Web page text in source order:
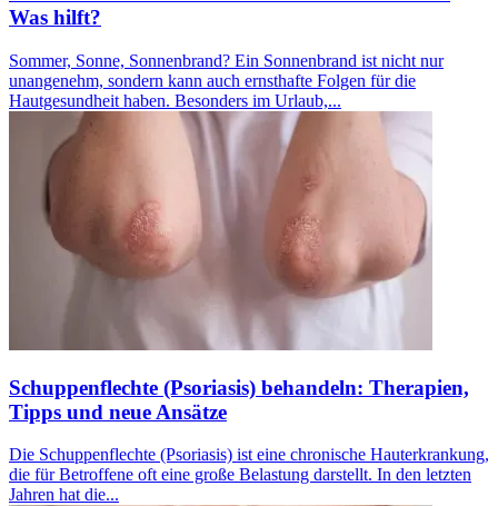
Was hilft?
Sommer, Sonne, Sonnenbrand? Ein Sonnenbrand ist nicht nur
unangenehm, sondern kann auch ernsthafte Folgen für die
Hautgesundheit haben. Besonders im Urlaub,...
Schuppenflechte (Psoriasis) behandeln: Therapien,
Tipps und neue Ansätze
Die Schuppenflechte (Psoriasis) ist eine chronische Hauterkrankung,
die für Betroffene oft eine große Belastung darstellt. In den letzten
Jahren hat die...